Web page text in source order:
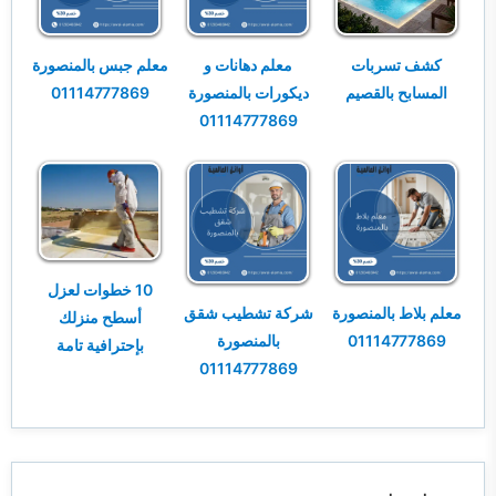
كشف تسربات
المسابح بالقصيم
معلم دهانات و
ديكورات بالمنصورة
01114777869
معلم جبس بالمنصورة
01114777869
معلم بلاط بالمنصورة
01114777869
شركة تشطيب شقق
بالمنصورة
01114777869
10 خطوات لعزل
أسطح منزلك
بإحترافية تامة